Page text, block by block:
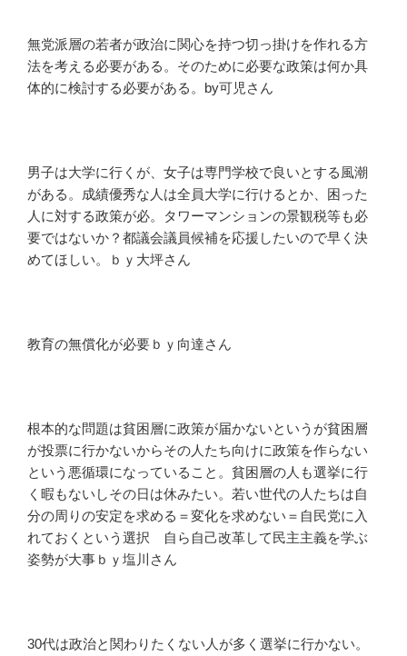
無党派層の若者が政治に関心を持つ切っ掛けを作れる方
法を考える必要がある。そのために必要な政策は何か具
体的に検討する必要がある。by可児さん
男子は大学に行くが、女子は専門学校で良いとする風潮
がある。成績優秀な人は全員大学に行けるとか、困った
人に対する政策が必。タワーマンションの景観税等も必
要ではないか？都議会議員候補を応援したいので早く決
めてほしい。ｂｙ大坪さん
教育の無償化が必要ｂｙ向達さん
根本的な問題は貧困層に政策が届かないというが貧困層
が投票に行かないからその人たち向けに政策を作らない
という悪循環になっていること。貧困層の人も選挙に行
く暇もないしその日は休みたい。若い世代の人たちは自
分の周りの安定を求める＝変化を求めない＝自民党に入
れておくという選択 自ら自己改革して民主主義を学ぶ
姿勢が大事ｂｙ塩川さん
30代は政治と関わりたくない人が多く選挙に行かない。